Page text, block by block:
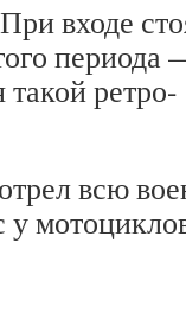
входе
периода
ретро-
всю
у